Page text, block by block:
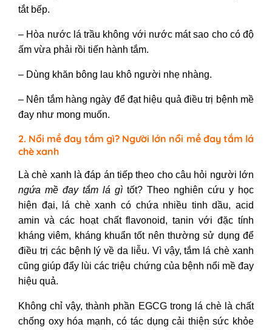
tắt bếp.
– Hòa nước lá trầu không với nước mát sao cho có độ
ấm vừa phải rồi tiến hành tắm.
– Dùng khăn bông lau khô người nhẹ nhàng.
– Nên tắm hàng ngày để đạt hiệu quả điều trị bệnh mề
đay như mong muốn.
2. Nổi mề đay tắm gì? Người lớn nổi mề đay tắm lá
chè xanh
Là chè xanh là đáp án tiếp theo cho câu hỏi người lớn
ngứa mề đay tắm lá gì tốt? Theo nghiên cứu y học
hiện đại, lá chè xanh có chứa nhiều tinh dầu, acid
amin và các hoạt chất flavonoid, tanin với đặc tính
kháng viêm, kháng khuẩn tốt nên thường sử dụng để
điều trị các bệnh lý về da liễu. Vì vậy, tắm lá chè xanh
cũng giúp đẩy lùi các triệu chứng của bệnh nổi mề đay
hiệu quả.
Không chỉ vậy, thành phần EGCG trong lá chè là chất
chống oxy hóa mạnh, có tác dụng cải thiện sức khỏe